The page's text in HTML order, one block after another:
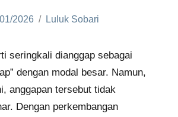
2026
Luluk Sobari
seringkali dianggap sebagai
dengan modal besar. Namun,
anggapan tersebut tidak
Dengan perkembangan